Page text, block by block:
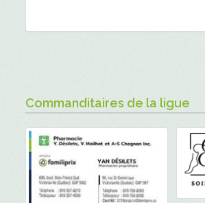
Commanditaires de la ligue